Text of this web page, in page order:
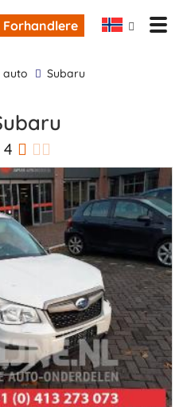
Forhandlere
auto Subaru
4